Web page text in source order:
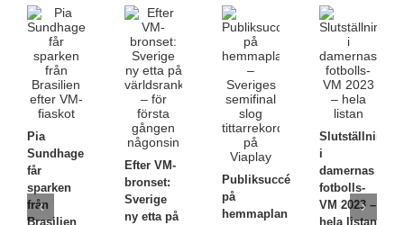
Pia
Sundhage
får
sparken
från
Brasilien
Efter VM-
bronset:
Sverige
ny etta på
Publiksuccé
på
hemmaplan
Slutställningen
i
damernas
fotbolls-
VM 2023 –
hela listan